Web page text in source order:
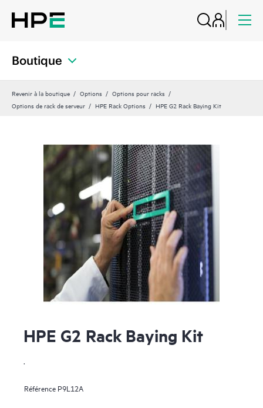
Boutique
Revenir à la boutique Options
Options pour racks
Options de rack de serveur
HPE Rack Options HPE G2 Rack Baying Kit
HPE G2 Rack Baying Kit
.
Référence P9L12A